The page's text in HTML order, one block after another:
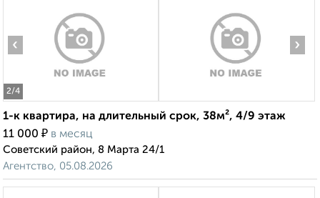
2/4
‹ ›
1-к квартира, на длительный срок, 38м², 4/9 этаж
11 000 ₽ в месяц
Советский район, 8 Марта 24/1
Агентство, 05.08.2026